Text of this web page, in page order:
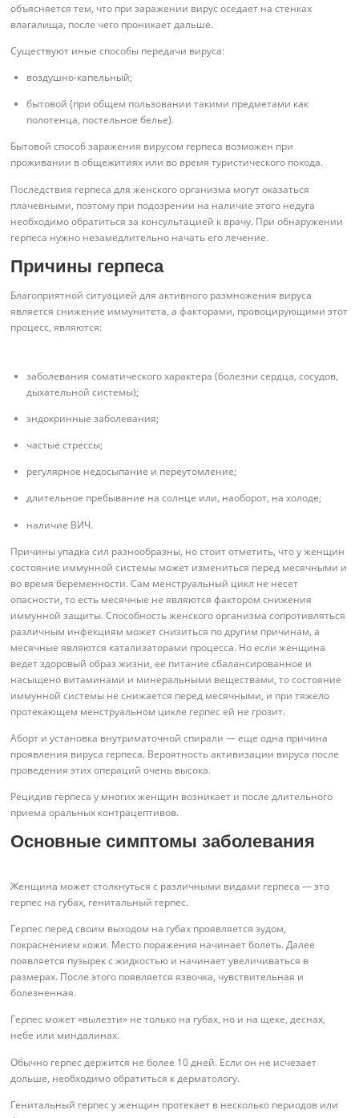
объясняется тем, что при заражении вирус оседает на стенках
влагалища, после чего проникает дальше.
Существуют иные способы передачи вируса:
воздушно-капельный;
бытовой (при общем пользовании такими предметами как
полотенца, постельное белье).
Бытовой способ заражения вирусом герпеса возможен при
проживании в общежитиях или во время туристического похода.
Последствия герпеса для женского организма могут оказаться
плачевными, поэтому при подозрении на наличие этого недуга
необходимо обратиться за консультацией к врачу. При обнаружении
герпеса нужно незамедлительно начать его лечение.
Причины герпеса
Благоприятной ситуацией для активного размножения вируса
является снижение иммунитета, а факторами, провоцирующими этот
процесс, являются:
заболевания соматического характера (болезни сердца, сосудов,
дыхательной системы);
эндокринные заболевания;
частые стрессы;
регулярное недосыпание и переутомление;
длительное пребывание на солнце или, наоборот, на холоде;
наличие ВИЧ.
Причины упадка сил разнообразны, но стоит отметить, что у женщин
состояние иммунной системы может измениться перед месячными и
во время беременности. Сам менструальный цикл не несет
опасности, то есть месячные не являются фактором снижения
иммунной защиты. Способность женского организма сопротивляться
различным инфекциям может снизиться по другим причинам, а
месячные являются катализаторами процесса. Но если женщина
ведет здоровый образ жизни, ее питание сбалансированное и
насыщено витаминами и минеральными веществами, то состояние
иммунной системы не снижается перед месячными, и при тяжело
протекающем менструальном цикле герпес ей не грозит.
Аборт и установка внутриматочной спирали — еще одна причина
проявления вируса герпеса. Вероятность активизации вируса после
проведения этих операций очень высока.
Рецидив герпеса у многих женщин возникает и после длительного
приема оральных контрацептивов.
Основные симптомы заболевания
Женщина может столкнуться с различными видами герпеса — это
герпес на губах, генитальный герпес.
Герпес перед своим выходом на губах проявляется зудом,
покраснением кожи. Место поражения начинает болеть. Далее
появляется пузырек с жидкостью и начинает увеличиваться в
размерах. После этого появляется язвочка, чувствительная и
болезненная.
Герпес может «вылезти» не только на губах, но и на щеке, деснах,
небе или миндалинах.
Обычно герпес держится не более 10 дней. Если он не исчезает
дольше, необходимо обратиться к дерматологу.
Генитальный герпес у женщин протекает в несколько периодов или